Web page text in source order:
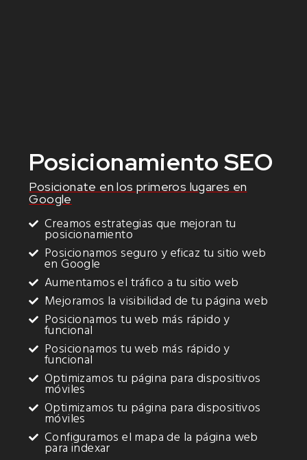
Posicionamiento SEO
Posicionate en los primeros lugares en
Google
Creamos estrategias que mejoran tu
posicionamiento
Posicionamos seguro y eficaz tu sitio web
en Google
Aumentamos el tráfico a tu sitio web
Mejoramos la visibilidad de tu página web
Posicionamos tu web más rápido y
funcional
Posicionamos tu web más rápido y
funcional
Optimizamos tu página para dispositivos
móviles
Optimizamos tu página para dispositivos
móviles
Configuramos el mapa de la página web
para indexar